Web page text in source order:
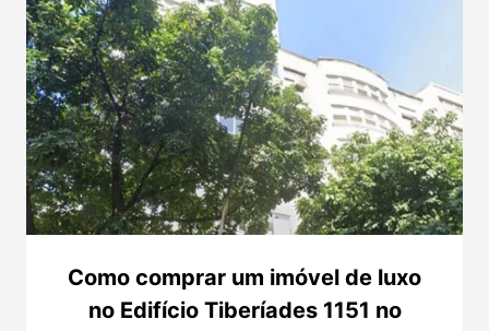
Como comprar um imóvel de luxo
no Edifício Tiberíades 1151 no